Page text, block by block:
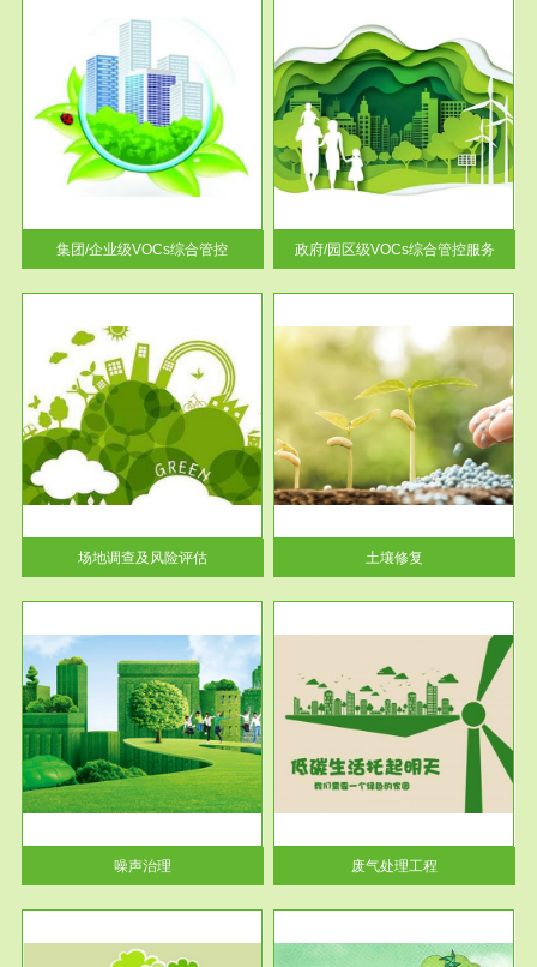
集团/企业级VOCs综合管控
服务范围
政府/园区级VOCs综合管控服务
根据《石化行业挥发性有机物综
合整治方案》文件要求，到2017
年，全...
政府/园区级VOCs综合管控服务
场地调查及风险评估
服务范围
土壤修复
土壤修复
噪声治理
服务范围
废气处理工程
废气处理工程